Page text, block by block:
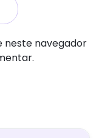
neste navegador